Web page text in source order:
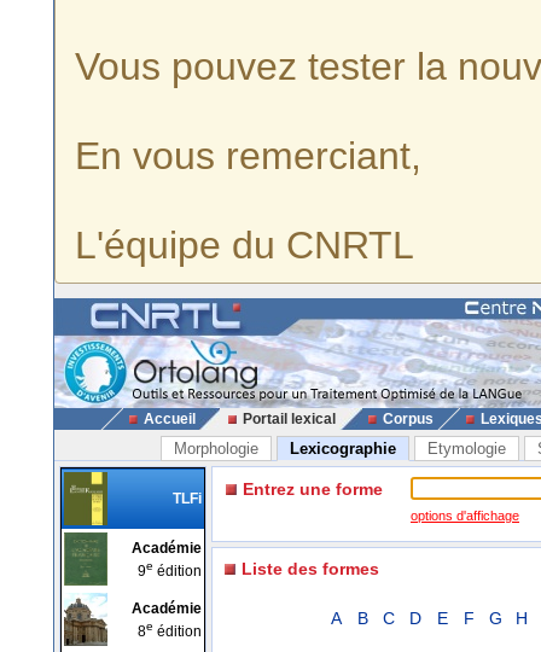
Vous pouvez tester la
En vous remerciant,
L'équipe du CNRTL
Accueil Portail lexical Corpus
Morphologie Lexicographie Etymologie
TLFi
Académie
9e édition
Académie
8e édition
Entrez une forme
options d'affichage
Liste des formes
A B C D E F G H